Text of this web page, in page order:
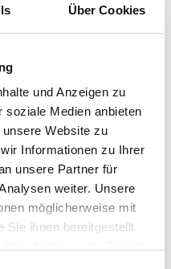
Über Cookies
und Anzeigen zu
soziale Medien anbieten
Website zu
Informationen zu Ihrer
unsere Partner für
weiter. Unsere
möglicherweise mit
Sie ihnen bereitgestellt
2025 2026
zum
3.971 € 4.298 €
3.864 € 4.050 €